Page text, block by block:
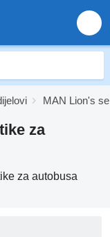
MAN Lion's
za
za autobusa